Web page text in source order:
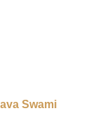
Swami